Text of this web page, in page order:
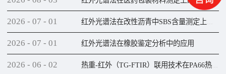
红外光谱法在改性沥青中SBS含量测定上的应用
2026 - 07 - 01
红外光谱法在橡胶鉴定分析中的应用
2026 - 07 - 01
热重-红外（TG-FTIR）联用技术在PA66热解研究上的应用
2026 - 06 - 02